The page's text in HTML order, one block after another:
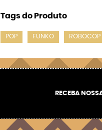
Tags do Produto
POP FUNKO ROBOCOP
RECEBA